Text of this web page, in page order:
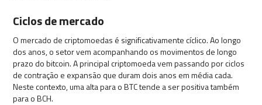
Ciclos de mercado
O mercado de criptomoedas é significativamente cíclico. Ao longo
dos anos, o setor vem acompanhando os movimentos de longo
prazo do bitcoin. A principal criptomoeda vem passando por ciclos
de contração e expansão que duram dois anos em média cada.
Neste contexto, uma alta para o BTC tende a ser positiva também
para o BCH.